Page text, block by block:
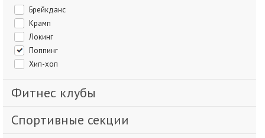
Брейкданс
Крамп
Локинг
Поппинг
Хип-хоп
Фитнес клубы
Спортивные секции